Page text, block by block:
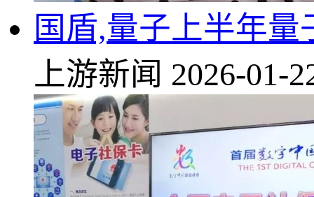
国盾,量子上半年量
上游新闻 2026-01-